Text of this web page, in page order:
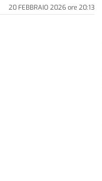
20 FEBBRAIO 2026ore 20:13